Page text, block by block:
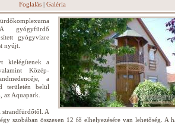
Foglalás| Galéria
gyógyfürdő
gyógyvízre
nyújt.
kielégítenek a
Közép-
a
területén belül
az Aquapark.
strandfürdőtől. A
szobában összesen 12 fő elhelyezésére van lehetőség. A